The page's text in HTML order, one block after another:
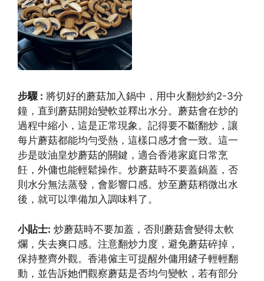
步驟 : 將切好的蘑菇加入鍋中，用中火翻炒約2-3分
鐘，直到蘑菇開始變軟並釋出水分。蘑菇會在炒的
過程中縮小，這是正常現象。記得要不斷翻炒，讓
每片蘑菇都能均勻受熱，這樣口感才會一致。這一
步是豉油皇炒蘑菇的關鍵，適合香港家庭日常烹
飪，外傭也能輕鬆操作。炒蘑菇時不要蓋鍋蓋，否
則水分無法蒸發，會影響口感。炒至蘑菇稍微出水
後，就可以準備加入調味料了。
小貼士: 炒蘑菇時不要加蓋，否則蘑菇會變得太軟
爛，失去爽口感。注意翻炒力度，避免蘑菇碎掉，
保持整齊外觀。香港僱主可提醒外傭用鏟子輕輕翻
動，並告訴她們觀察蘑菇是否均勻變軟，若有部分